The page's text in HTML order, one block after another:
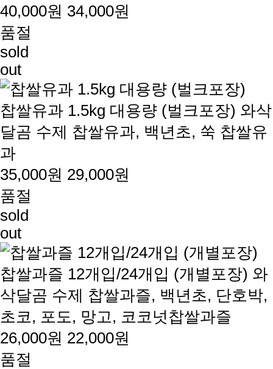
40,000원 34,000원
품절
sold
out
찹쌀유과 1.5kg 대용량 (벌크포장) 와삭
달곰 수제 찹쌀유과, 백년초, 쑥 찹쌀유
과
35,000원 29,000원
품절
sold
out
찹쌀과즐 12개입/24개입 (개별포장) 와
삭달곰 수제 찹쌀과즐, 백년초, 단호박,
초코, 포도, 망고, 코코넛찹쌀과즐
26,000원 22,000원
품절